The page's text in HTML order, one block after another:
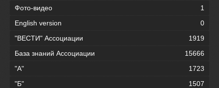
Фото-видео
1
English version
0
"ВЕСТИ" Ассоциации
1919
База знаний Ассоциации
15666
"А"
1723
"Б"
1507